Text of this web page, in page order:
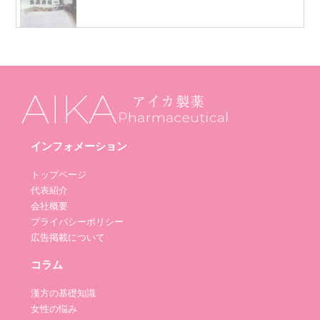
インフォメーション
トップページ
代表紹介
会社概要
プライバシーポリシー
広告掲載について
コラム
漢方の基礎知識
女性の悩み